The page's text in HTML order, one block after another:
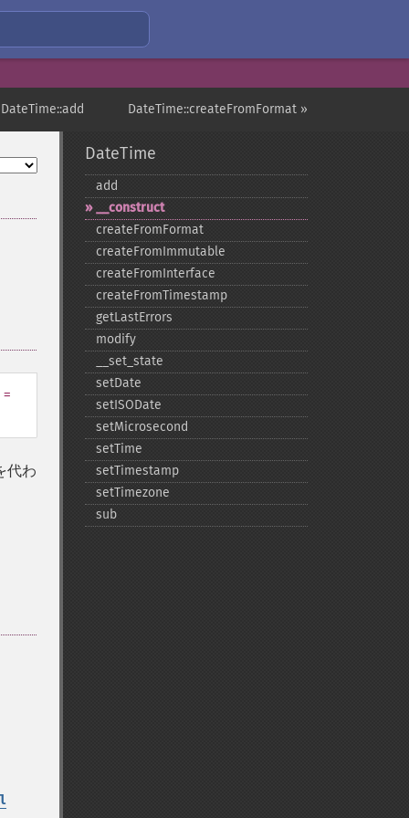
DateTime::createFromFormat »
代わ
DateTime
add
_​_​construct
createFromFormat
createFromImmutable
createFromInterface
createFromTimestamp
getLastErrors
modify
_​_​set_​state
setDate
setISODate
setMicrosecond
setTime
setTimestamp
setTimezone
sub